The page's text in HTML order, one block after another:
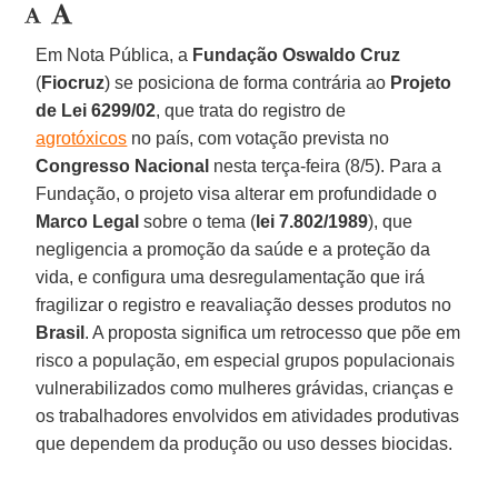
Em Nota Pública, a Fundação Oswaldo Cruz
(Fiocruz) se posiciona de forma contrária ao Projeto
de Lei 6299/02, que trata do registro de
agrotóxicos no país, com votação prevista no
Congresso Nacional nesta terça-feira (8/5). Para a
Fundação, o projeto visa alterar em profundidade o
Marco Legal sobre o tema ( lei 7.802/1989), que
negligencia a promoção da saúde e a proteção da
vida, e configura uma desregulamentação que irá
fragilizar o registro e reavaliação desses produtos no
Brasil . A proposta significa um retrocesso que põe em
risco a população, em especial grupos populacionais
vulnerabilizados como mulheres grávidas, crianças e
os trabalhadores envolvidos em atividades produtivas
que dependem da produção ou uso desses biocidas.